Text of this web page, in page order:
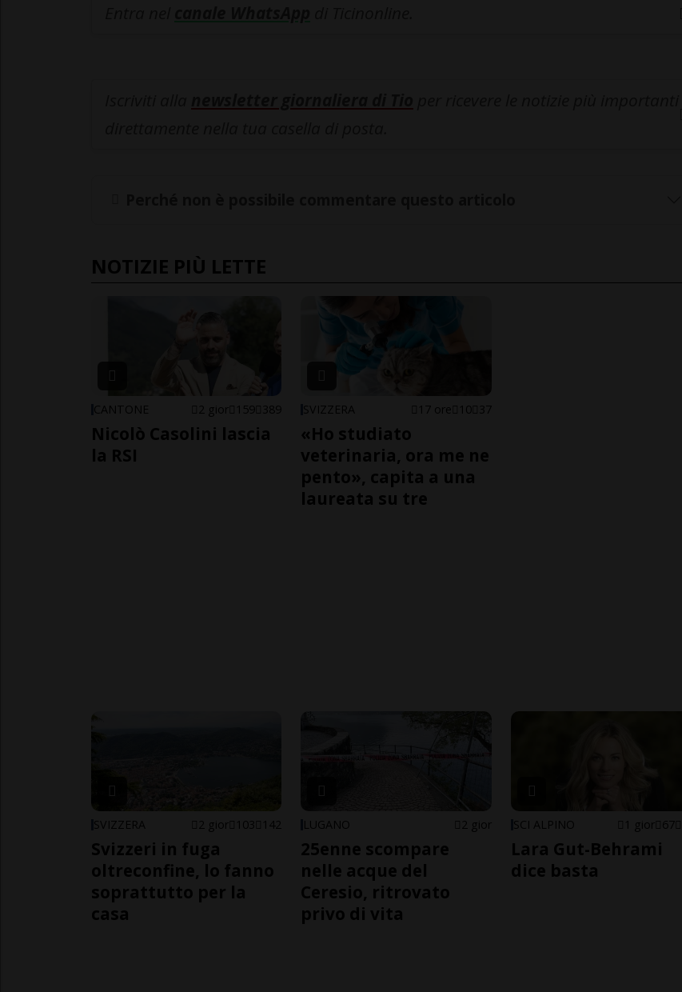
NOTIZIE PIÙ LETTE
CANTONE 2 gior 159 389
Nicolò Casolini lascia
la RSI
SVIZZERA 17 ore 10 37
«Ho studiato
veterinaria, ora me ne
pento», capita a una
laureata su tre
SVIZZERA 2 gior 103 142
Svizzeri in fuga
oltreconfine, lo fanno
soprattutto per la
casa
LUGANO 2 gior
25enne scompare
nelle acque del
Ceresio, ritrovato
privo di vita
SCI ALPINO 1 gior 67
Lara Gut-Behrami
dice basta